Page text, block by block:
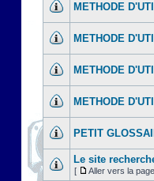
METHODE
METHODE
METHODE
METHODE
PETIT
Le site
[ Aller vers la